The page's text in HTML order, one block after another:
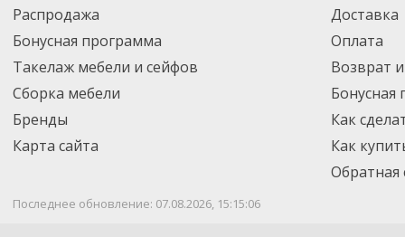
партнерской транспортной компанией DPD. Для постоянных
Распродажа
Бонусная программа
Такелаж мебели и сейфов
Сборка мебели
Бренды
Карта сайта
Доставка
Оплата
Возврат
Бонусная
Как
Как
Обратная
Последнее обновление: 07.08.2026, 15:15:06